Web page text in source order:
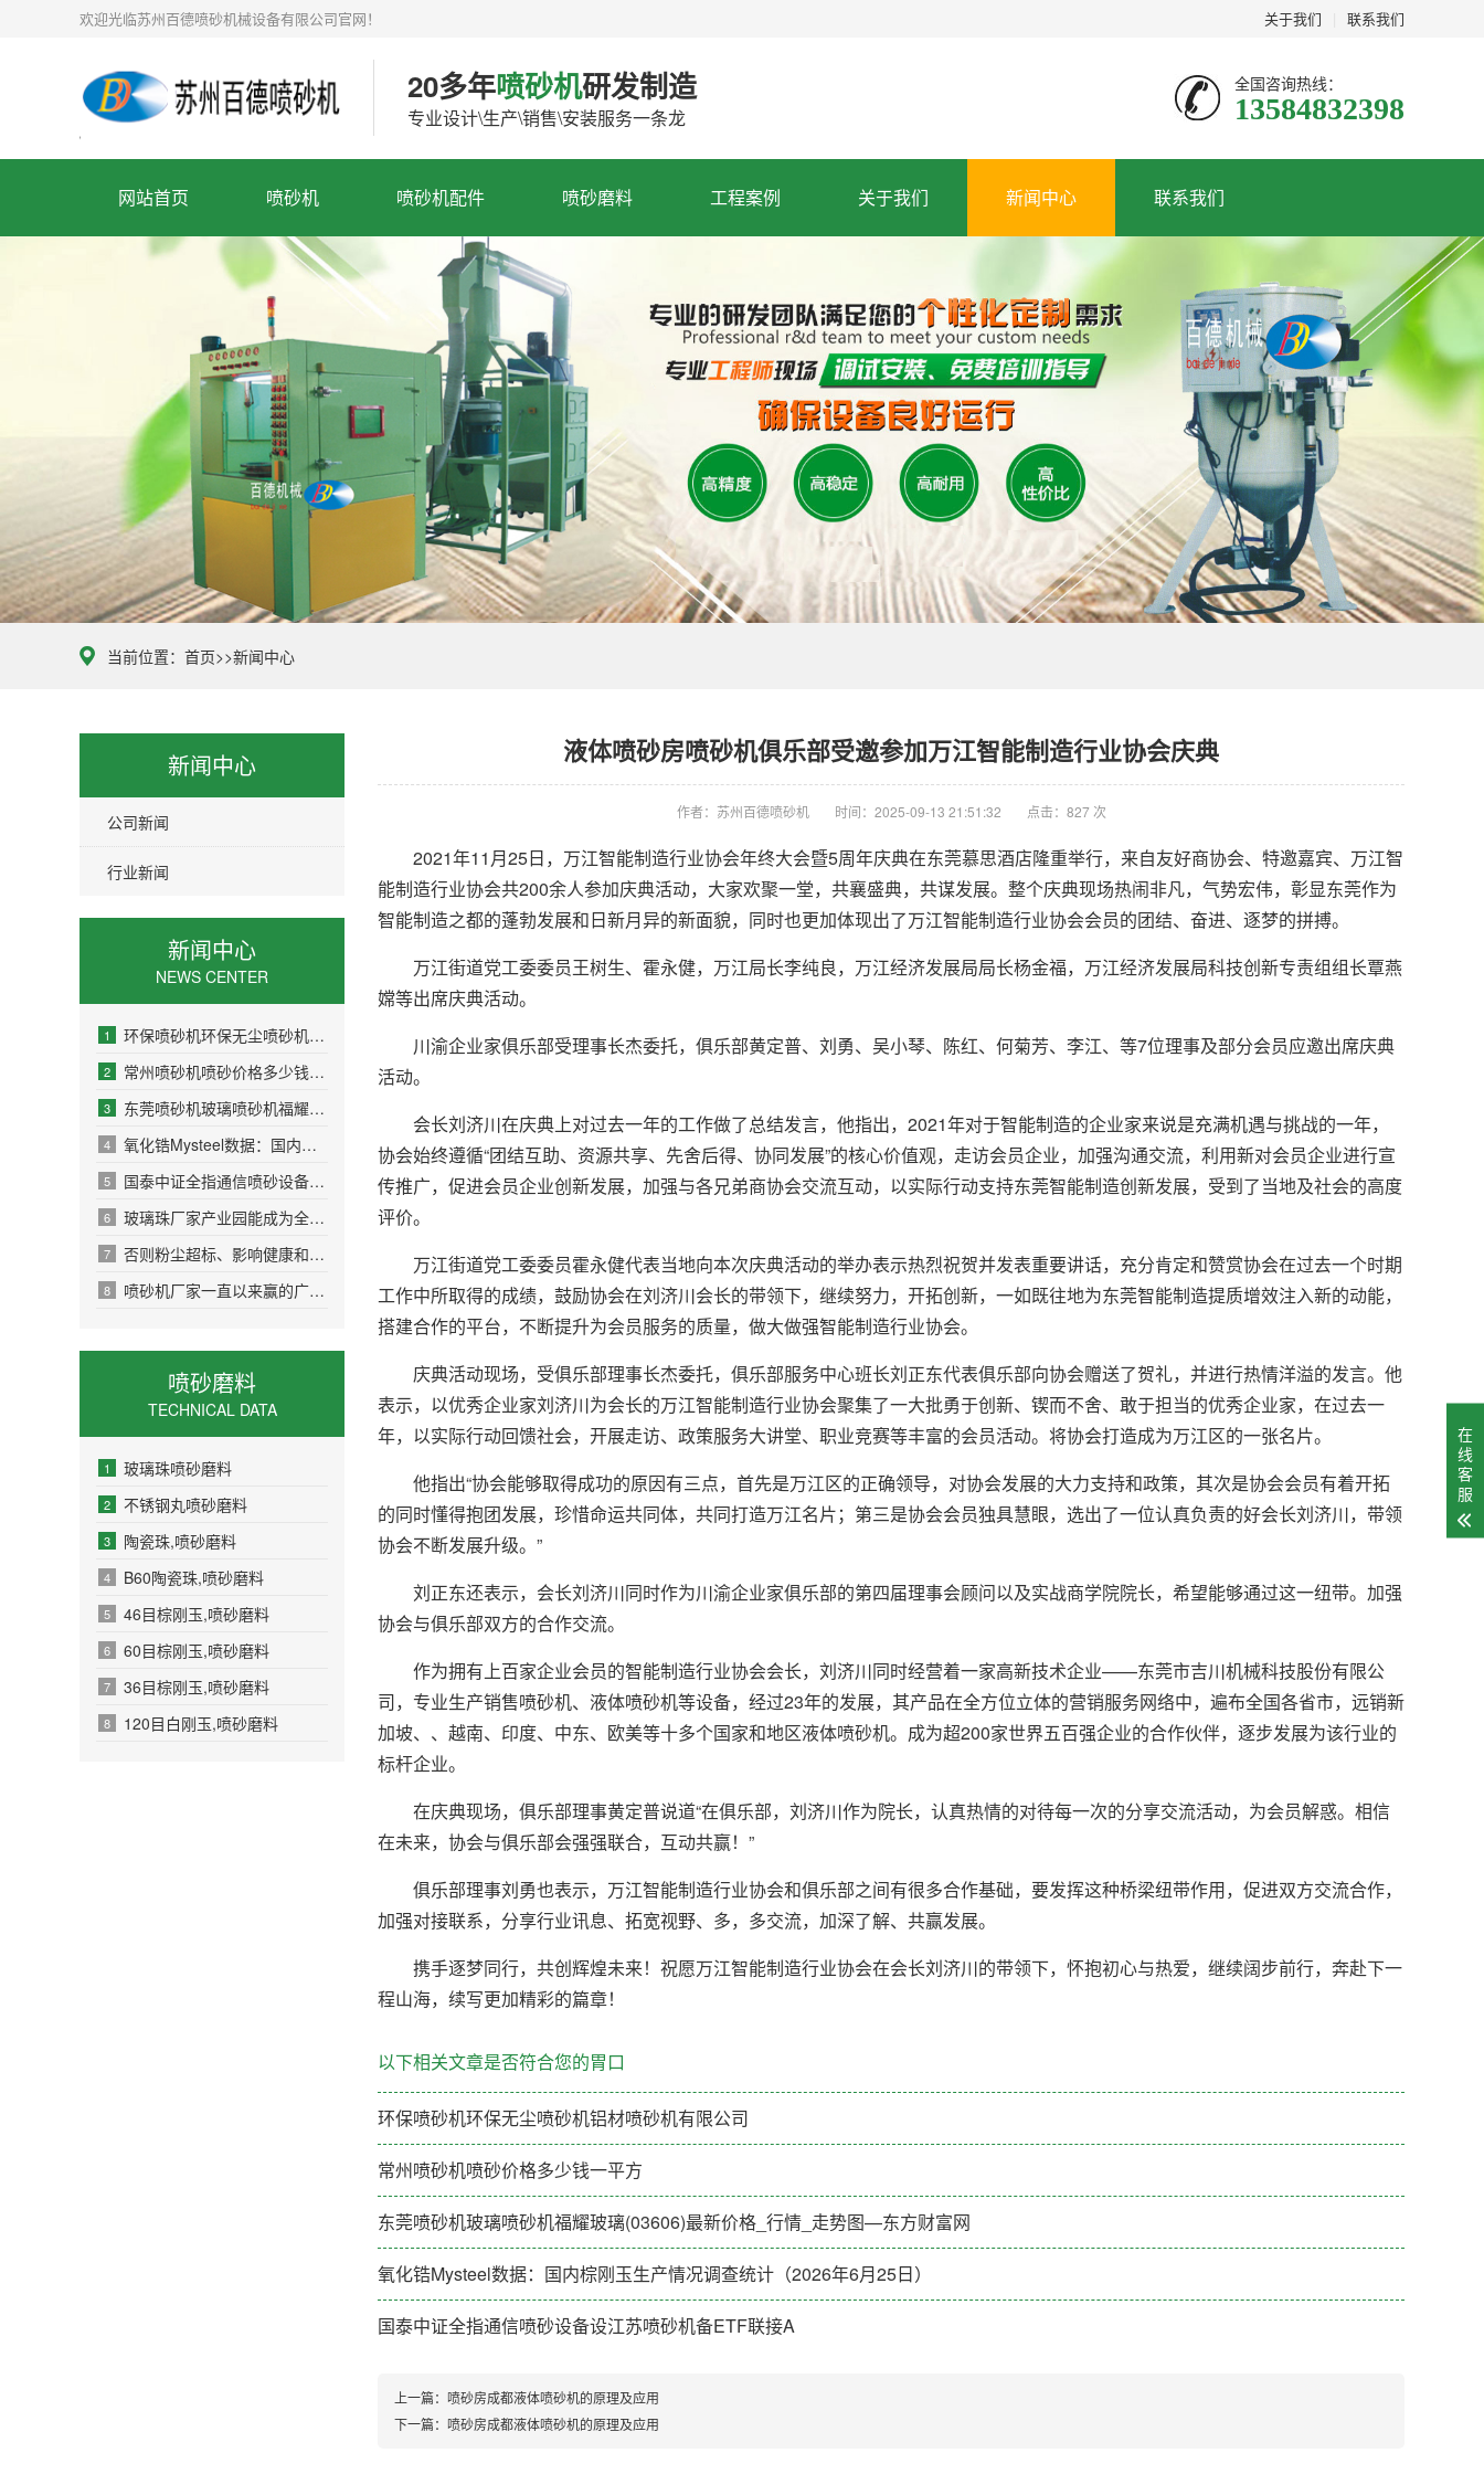
关于我们 联系我们
欢迎光临苏州百德喷砂机械设备有限公司官网！
20多年喷砂机研发制造
专业设计\生产\销售\安装服务一条龙
全国咨询热线：
13584832398
网站首页 喷砂机 喷砂机配件 喷砂磨料 工程案例 关于我们 新闻中心 联系我们
当前位置： 首页>>新闻中心
新闻中心
公司新闻
行业新闻
新闻中心
NEWS CENTER
1 环保喷砂机环保无尘喷砂机铝材喷砂机有限公司
2 常州喷砂机喷砂价格多少钱一平方
3 东莞喷砂机玻璃喷砂机福耀玻璃(03606)最新价格_行情_走势图—东方财富网
4 氧化锆Mysteel数据：国内棕刚玉生产情况调查统计（2026年6月25日）
5 国泰中证全指通信喷砂设备设江苏喷砂机备ETF联接A
6 玻璃珠厂家产业园能成为全省装备制造产喷砂胶管业园的标杆示范
7 否则粉尘超标、影响健康和环评；不要只看钢管喷砂机主喷砂机厂家哪家强机
8 喷砂机厂家一直以来赢的广大客户的信赖与支持自动喷砂机
喷砂磨料
TECHNICAL DATA
1 玻璃珠喷砂磨料
2 不锈钢丸喷砂磨料
3 陶瓷珠,喷砂磨料
4 B60陶瓷珠,喷砂磨料
5 46目棕刚玉,喷砂磨料
6 60目棕刚玉,喷砂磨料
7 36目棕刚玉,喷砂磨料
8 120目白刚玉,喷砂磨料
液体喷砂房喷砂机俱乐部受邀参加万江智能制造行业协会庆典
作者：苏州百德喷砂机 时间：2025-09-13 21:51:32 点击：827 次
2021年11月25日，万江智能制造行业协会年终大会暨5周年庆典在东莞慕思酒店隆重举行，来自友好商协会、特邀嘉宾、万江智
能制造行业协会共200余人参加庆典活动，大家欢聚一堂，共襄盛典，共谋发展。整个庆典现场热闹非凡，气势宏伟，彰显东莞作为
智能制造之都的蓬勃发展和日新月异的新面貌，同时也更加体现出了万江智能制造行业协会会员的团结、奋进、逐梦的拼搏。
万江街道党工委委员王树生、霍永健，万江局长李纯良，万江经济发展局局长杨金福，万江经济发展局科技创新专责组组长覃燕
嫦等出席庆典活动。
川渝企业家俱乐部受理事长杰委托，俱乐部黄定普、刘勇、吴小琴、陈红、何菊芳、李江、等7位理事及部分会员应邀出席庆典
活动。
会长刘济川在庆典上对过去一年的工作做了总结发言，他指出，2021年对于智能制造的企业家来说是充满机遇与挑战的一年，
协会始终遵循“团结互助、资源共享、先舍后得、协同发展”的核心价值观，走访会员企业，加强沟通交流，利用新对会员企业进行宣
传推广，促进会员企业创新发展，加强与各兄弟商协会交流互动，以实际行动支持东莞智能制造创新发展，受到了当地及社会的高度
评价。
万江街道党工委委员霍永健代表当地向本次庆典活动的举办表示热烈祝贺并发表重要讲话，充分肯定和赞赏协会在过去一个时期
工作中所取得的成绩，鼓励协会在刘济川会长的带领下，继续努力，开拓创新，一如既往地为东莞智能制造提质增效注入新的动能，
搭建合作的平台，不断提升为会员服务的质量，做大做强智能制造行业协会。
庆典活动现场，受俱乐部理事长杰委托，俱乐部服务中心班长刘正东代表俱乐部向协会赠送了贺礼，并进行热情洋溢的发言。他
表示，以优秀企业家刘济川为会长的万江智能制造行业协会聚集了一大批勇于创新、锲而不舍、敢于担当的优秀企业家，在过去一
年，以实际行动回馈社会，开展走访、政策服务大讲堂、职业竞赛等丰富的会员活动。将协会打造成为万江区的一张名片。
他指出“协会能够取得成功的原因有三点，首先是万江区的正确领导，对协会发展的大力支持和政策，其次是协会会员有着开拓
的同时懂得抱团发展，珍惜命运共同体，共同打造万江名片；第三是协会会员独具慧眼，选出了一位认真负责的好会长刘济川，带领
协会不断发展升级。”
刘正东还表示，会长刘济川同时作为川渝企业家俱乐部的第四届理事会顾问以及实战商学院院长，希望能够通过这一纽带。加强
协会与俱乐部双方的合作交流。
作为拥有上百家企业会员的智能制造行业协会会长，刘济川同时经营着一家高新技术企业——东莞市吉川机械科技股份有限公
司，专业生产销售喷砂机、 液体喷砂机等设备，经过23年的发展，其产品在全方位立体的营销服务网络中，遍布全国各省市，远销新
加坡、、越南、印度、中东、欧美等十多个国家和地区液体喷砂机。成为超200家世界五百强企业的合作伙伴，逐步发展为该行业的
标杆企业。
在庆典现场，俱乐部理事黄定普说道“在俱乐部，刘济川作为院长，认真热情的对待每一次的分享交流活动，为会员解惑。相信
在未来，协会与俱乐部会强强联合，互动共赢！”
俱乐部理事刘勇也表示，万江智能制造行业协会和俱乐部之间有很多合作基础，要发挥这种桥梁纽带作用，促进双方交流合作，
加强对接联系，分享行业讯息、拓宽视野、多，多交流，加深了解、共赢发展。
携手逐梦同行，共创辉煌未来！祝愿万江智能制造行业协会在会长刘济川的带领下，怀抱初心与热爱，继续阔步前行，奔赴下一
程山海，续写更加精彩的篇章！
以下相关文章是否符合您的胃口
环保喷砂机环保无尘喷砂机铝材喷砂机有限公司
常州喷砂机喷砂价格多少钱一平方
东莞喷砂机玻璃喷砂机福耀玻璃(03606)最新价格_行情_走势图—东方财富网
氧化锆Mysteel数据：国内棕刚玉生产情况调查统计（2026年6月25日）
国泰中证全指通信喷砂设备设江苏喷砂机备ETF联接A
上一篇： 喷砂房成都液体喷砂机的原理及应用
下一篇： 喷砂房成都液体喷砂机的原理及应用
在
线
客
服